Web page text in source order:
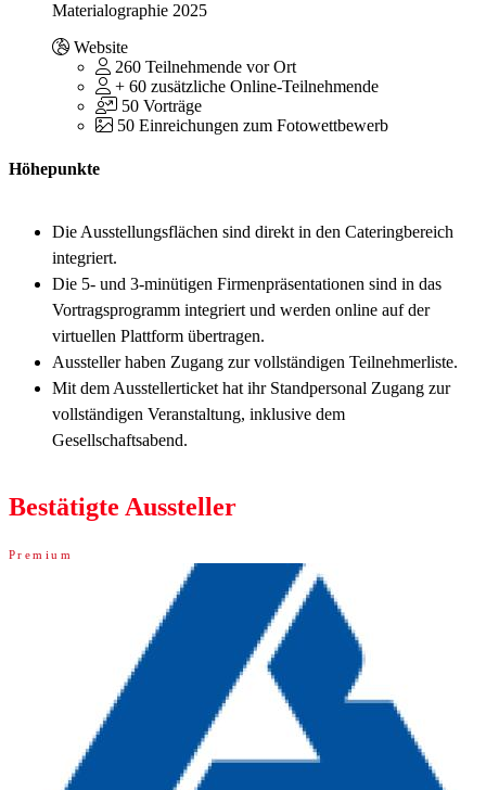
Materialographie 2025
Website
260 Teilnehmende vor Ort
+ 60 zusätzliche Online-Teilnehmende
50 Vorträge
50 Einreichungen zum Fotowettbewerb
Höhepunkte
Die Ausstellungsflächen sind direkt in den Cateringbereich
integriert.
Die 5- und 3-minütigen Firmenpräsentationen sind in das
Vortragsprogramm integriert und werden online auf der
virtuellen Plattform übertragen.
Aussteller haben Zugang zur vollständigen Teilnehmerliste.
Mit dem Ausstellerticket hat ihr Standpersonal Zugang zur
vollständigen Veranstaltung, inklusive dem
Gesellschaftsabend.
Bestätigte Aussteller
Premium